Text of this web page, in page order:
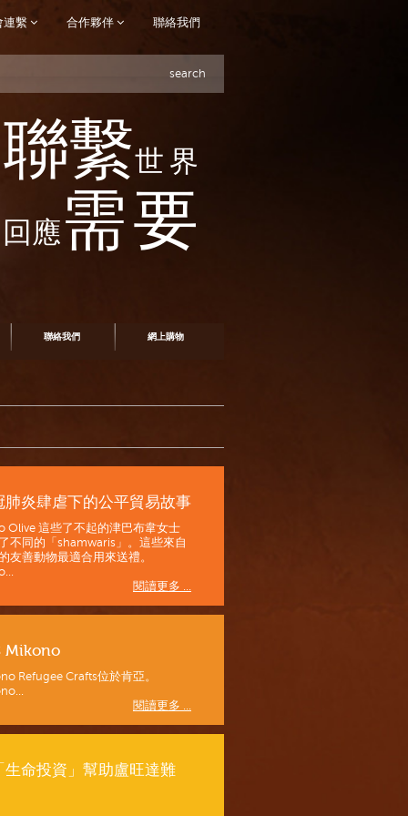
連繫 合作夥伴 聯絡我們
search
聯繫世界
回應需要
聯絡我們 網上購物
肺炎肆虐下的公平貿易故事
Olive 這些了不起的津巴布韋女士
不同的「shamwaris」。這些來自
友善動物最適合用來送禮。
閱讀更多 ...
Mikono
Refugee Crafts位於肯亞。
閱讀更多 ...
生命投資」幫助盧旺達難